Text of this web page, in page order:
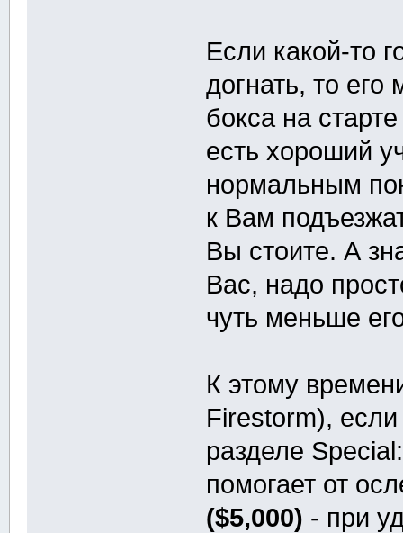
Если какой-то
догнать, то
бокса на
есть хороший
нормальным
к Вам
Вы стоите. А
Вас, надо
чуть меньше
К этому
Firestorm),
разделе
помогает от
($5,000) - при